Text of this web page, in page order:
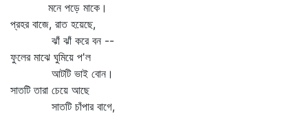
মনে পড়ে মাকে।
প্রহর বাজে, রাত হয়েছে,
ঝাঁ ঝাঁ করে বন --
ফুলের মাঝে ঘুমিয়ে প'ল
আটটি ভাই বোন।
সাতটি তারা চেয়ে আছে
সাতটি চাঁপার বাগে,